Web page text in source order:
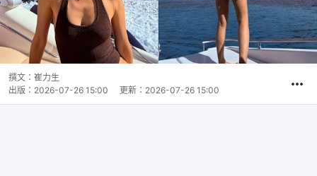
撰文： 崔力生
出版： 2026-07-26 15:00 更新： 2026-07-26 15:00